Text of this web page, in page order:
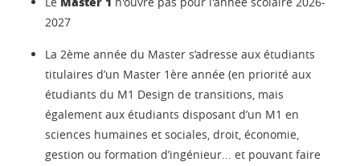
2027
La 2ème année du Master s’adresse aux étudiants
titulaires d’un Master 1ère année (en priorité aux
étudiants du M1 Design de transitions, mais
également aux étudiants disposant d’un M1 en
sciences humaines et sociales, droit, économie,
gestion ou formation d’ingénieur... et pouvant faire